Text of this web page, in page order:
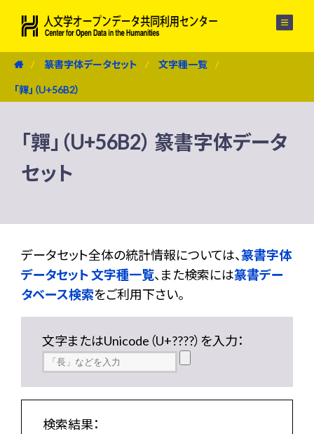
篆書字体データセット 文字種一覧
「嚲」（U+56B2）
「嚲」（U+56B2） 篆書字体データ
セット
データセット全体の統計情報については、篆書字体
データセット 文字種一覧、また検索には篆書デー
タベース検索をご利用下さい。
文字またはUnicode（U+????）を入力：
検索結果：